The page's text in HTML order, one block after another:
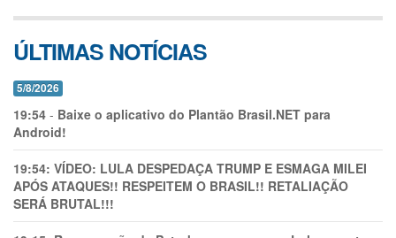
ÚLTIMAS NOTÍCIAS
5/8/2026
19:54 - Baixe o aplicativo do Plantão Brasil.NET para
Android!
19:54: VÍDEO: LULA DESPEDAÇA TRUMP E ESMAGA MILEI
APÓS ATAQUES!! RESPEITEM O BRASIL!! RETALIAÇÃO
SERÁ BRUTAL!!!